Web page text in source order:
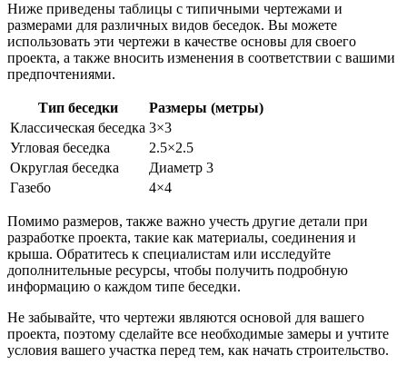
Ниже приведены таблицы с типичными чертежами и
размерами для различных видов беседок. Вы можете
использовать эти чертежи в качестве основы для своего
проекта, а также вносить изменения в соответствии с вашими
предпочтениями.
Тип беседки
Размеры (метры)
Классическая беседка 3×3
Угловая беседка
2.5×2.5
Округлая беседка
Диаметр 3
Газебо
4×4
Помимо размеров, также важно учесть другие детали при
разработке проекта, такие как материалы, соединения и
крыша. Обратитесь к специалистам или исследуйте
дополнительные ресурсы, чтобы получить подробную
информацию о каждом типе беседки.
Не забывайте, что чертежи являются основой для вашего
проекта, поэтому сделайте все необходимые замеры и учтите
условия вашего участка перед тем, как начать строительство.